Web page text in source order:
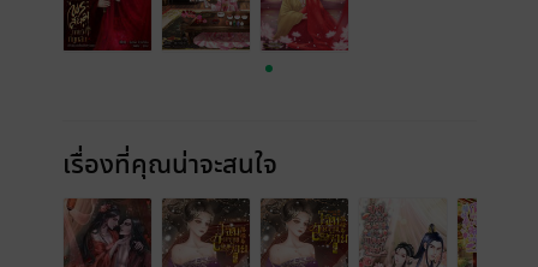
เรื่องที่คุณน่าจะสนใจ